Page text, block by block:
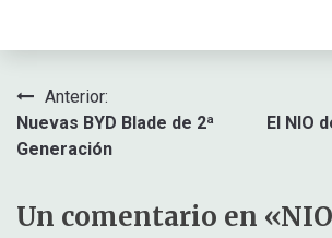
Navegación
de
Anterior:
Nuevas BYD Blade de 2ª
Generación
El NIO
Un comentario en «